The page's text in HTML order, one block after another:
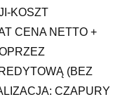
KOSZT
CENA NETTO +
(BEZ
CZAPURY